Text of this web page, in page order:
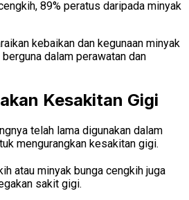
89% peratus daripada minyak
kebaikan dan kegunaan minyak
dalam perawatan dan
Kesakitan Gigi
telah lama digunakan dalam
mengurangkan kesakitan gigi.
atau minyak bunga cengkih juga
sakit gigi.